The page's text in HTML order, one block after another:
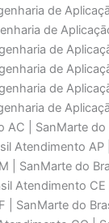
de
de
de
de
de
de
AC | SanMarte
Atendimento AP
| SanMarte do
Atendimento
| SanMarte do